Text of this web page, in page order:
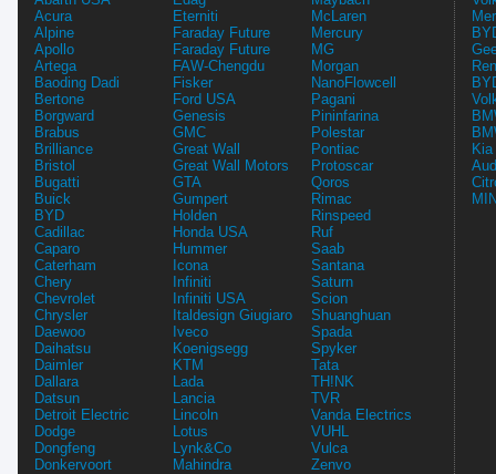
Acura
Alpine
Apollo
Artega
Baoding Dadi
Bertone
Borgward
Brabus
Brilliance
Bristol
Bugatti
Buick
BYD
Cadillac
Caparo
Caterham
Chery
Chevrolet
Chrysler
Daewoo
Daihatsu
Daimler
Dallara
Datsun
Detroit Electric
Dodge
Dongfeng
Donkervoort
Eterniti
Faraday Future
Faraday Future
FAW-Chengdu
Fisker
Ford USA
Genesis
GMC
Great Wall
Great Wall Motors
GTA
Gumpert
Holden
Honda USA
Hummer
Icona
Infiniti
Infiniti USA
Italdesign Giugiaro
Iveco
Koenigsegg
KTM
Lada
Lancia
Lincoln
Lotus
Lynk&Co
Mahindra
McLaren
Mercury
MG
Morgan
NanoFlowcell
Pagani
Pininfarina
Polestar
Pontiac
Protoscar
Qoros
Rimac
Rinspeed
Ruf
Saab
Santana
Saturn
Scion
Shuanghuan
Spada
Spyker
Tata
TH!NK
TVR
Vanda Electrics
VUHL
Vulca
Zenvo